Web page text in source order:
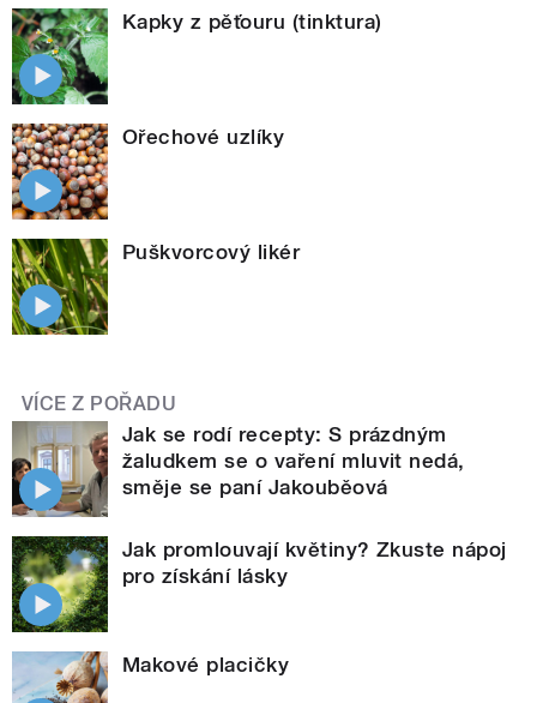
Kapky z pěťouru (tinktura)
Ořechové uzlíky
Puškvorcový likér
VÍCE Z POŘADU
Jak se rodí recepty: S prázdným
žaludkem se o vaření mluvit nedá,
směje se paní Jakouběová
Jak promlouvají květiny? Zkuste nápoj
pro získání lásky
Makové placičky